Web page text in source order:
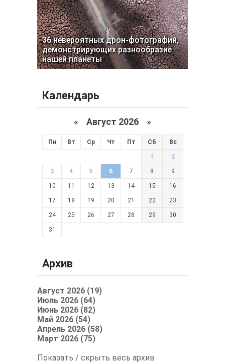
36 невероятных дрон-фотографий,
демонстрирующих разнообразие
нашей планеты
Календарь
« Август 2026 »
Пн Вт Ср Чт Пт Сб Вс
1 2
3 4 5 6 7 8 9
10 11 12 13 14 15 16
17 18 19 20 21 22 23
24 25 26 27 28 29 30
31
Архив
Август 2026 (19)
Июль 2026 (64)
Июнь 2026 (82)
Май 2026 (54)
Апрель 2026 (58)
Март 2026 (75)
Показать / скрыть весь архив